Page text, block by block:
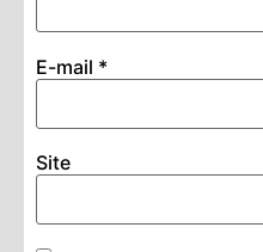
E-mail *
Site